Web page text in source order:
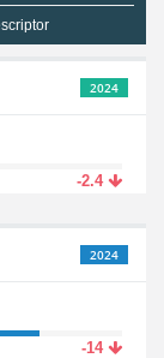
2024
-2.4
2024
-14